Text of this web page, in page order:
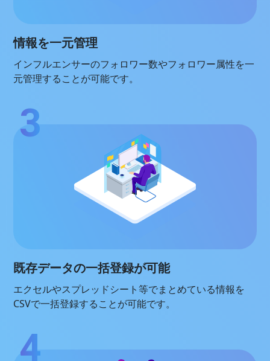
情報を一元管理
インフルエンサーのフォロワー数やフォロワー属性を一
元管理することが可能です。
既存データの一括登録が可能
エクセルやスプレッドシート等でまとめている情報を
CSVで一括登録することが可能です。